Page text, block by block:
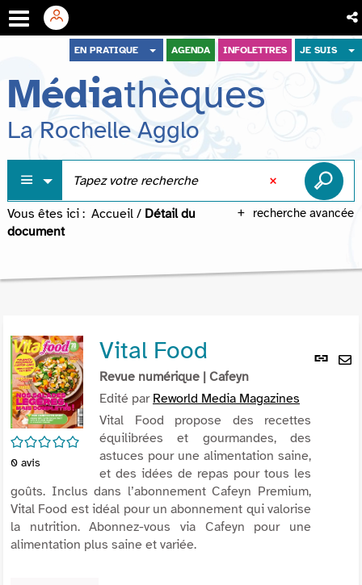
menu
contenu
recherche
EN PRATIQUE AGENDA INFOLETTRES JE SUIS
Médiathèques
La Rochelle Agglo
recherche avancée
Vous êtes ici : Accueil / Détail du
document
Lien
/5
0 avis
Vital Food
Revue numérique | Cafeyn
Edité par Reworld Media Magazines
Vital Food propose des recettes
équilibrées et gourmandes, des
astuces pour une alimentation saine,
et des idées de repas pour tous les
goûts. Inclus dans l’abonnement Cafeyn Premium,
Vital Food est idéal pour un abonnement qui valorise
la nutrition. Abonnez-vous via Cafeyn pour une
alimentation plus saine et variée.